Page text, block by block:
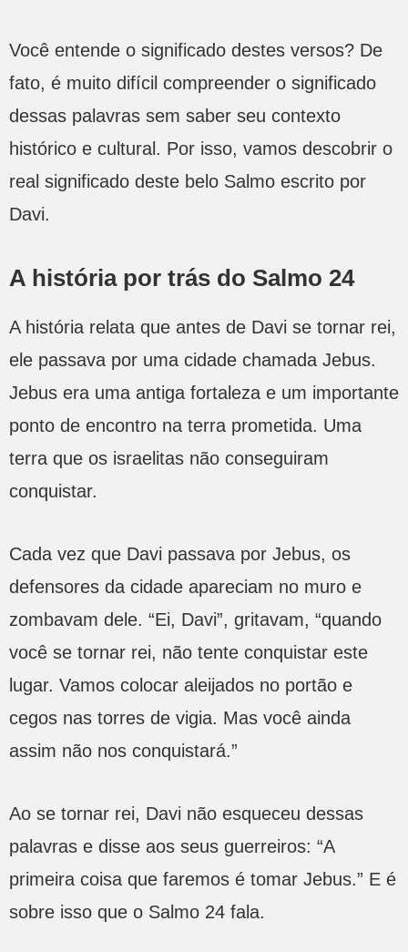
Você entende o significado destes versos? De
fato, é muito difícil compreender o significado
dessas palavras sem saber seu contexto
histórico e cultural. Por isso, vamos descobrir o
real significado deste belo Salmo escrito por
Davi.
A história por trás do Salmo 24
A história relata que antes de Davi se tornar rei,
ele passava por uma cidade chamada Jebus.
Jebus era uma antiga fortaleza e um importante
ponto de encontro na terra prometida. Uma
terra que os israelitas não conseguiram
conquistar.
Cada vez que Davi passava por Jebus, os
defensores da cidade apareciam no muro e
zombavam dele. “Ei, Davi”, gritavam, “quando
você se tornar rei, não tente conquistar este
lugar. Vamos colocar aleijados no portão e
cegos nas torres de vigia. Mas você ainda
assim não nos conquistará.”
Ao se tornar rei, Davi não esqueceu dessas
palavras e disse aos seus guerreiros: “A
primeira coisa que faremos é tomar Jebus.” E é
sobre isso que o Salmo 24 fala.